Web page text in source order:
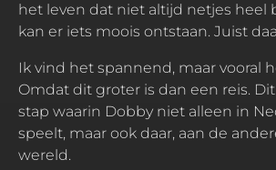
het leven dat niet altijd netjes heel
kan er iets moois ontstaan. Juist
Ik vind het spannend, maar vooral
Omdat dit groter is dan een reis.
stap waarin Dobby niet alleen in
speelt, maar ook daar, aan de
wereld.